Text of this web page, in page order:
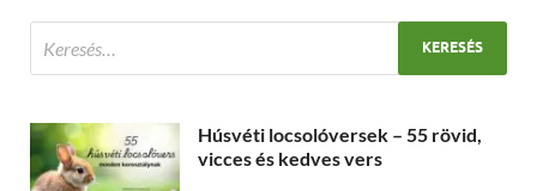
Húsvéti locsolóversek – 55 rövid,
vicces és kedves vers